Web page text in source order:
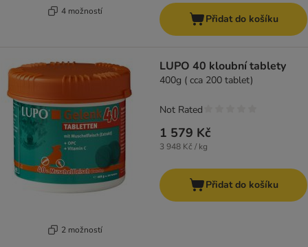
4 možností
Přidat do košíku
2 možností
LUPO 40 kloubní tablety
400g ( cca 200 tablet)
1 579 Kč
3 948 Kč / kg
Not Rated
Přidat do košíku